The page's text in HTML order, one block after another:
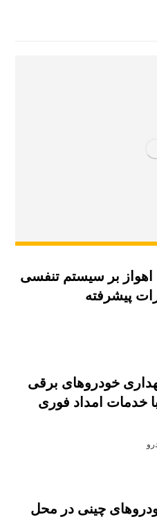
اهواز بر سیستم تنفسی
پیشرفته
خودروهای برقی
خدمات امداد فوری
چینی در محل